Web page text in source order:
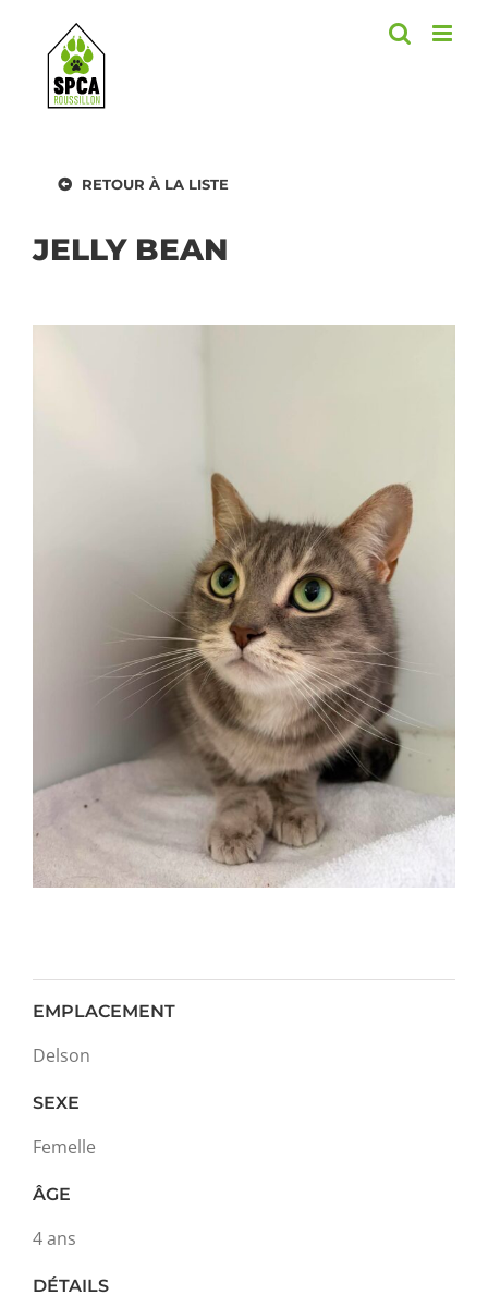
content
RETOUR À LA LISTE
JELLY BEAN
EMPLACEMENT
Delson
SEXE
Femelle
ÂGE
4 ans
DÉTAILS